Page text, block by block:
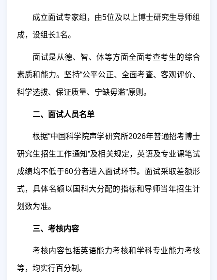
成立面试专家组，由5位及以上博士研究生导师组
成，设组长1名。
面试是从德、智、体等方面全面考查考生的综合
素质和能力。坚持“公平公正、全面考查、客观评价、
科学选拔、保证质量、宁缺毋滥”原则。
二、面试人员名单
根据“中国科学院声学研究所2026年普通招考博士
研究生招生工作通知”及相关规定，英语及专业课笔试
成绩均不低于60分者进入面试环节。面试采取差额形
式，具体名额以国科大分配的指标和导师当年招生计
划数为准。
三、考核内容
考核内容包括英语能力考核和学科专业能力考核
等，均实行百分制。